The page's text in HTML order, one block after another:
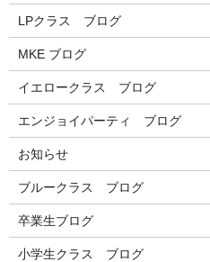
LPクラス ブログ
MKE ブログ
イエロークラス ブログ
エンジョイパーティ ブログ
お知らせ
ブルークラス ブログ
卒業生ブログ
小学生クラス ブログ